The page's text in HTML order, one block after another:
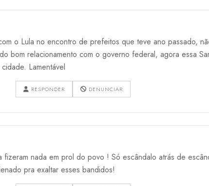
o Lula no encontro de prefeitos que teve ano passado,
bom relacionamento com o governo federal, agora essa
Lamentável
RESPONDER DENUNCIAR
nada em prol do povo ! Só escândalo atrás de
pra exaltar esses bandidos!